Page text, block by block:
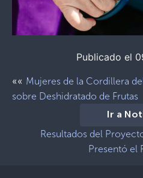
Publicado el
«« Mujeres de la Cordillera
sobre Deshidratado de Frutas
Ir a
Resultados del
Presentó el